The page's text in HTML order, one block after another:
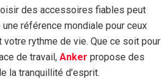
des accessoires fiables peut
référence mondiale pour ceux
rythme de vie. Que ce soit pour
de travail, Anker propose des
la tranquillité d’esprit.